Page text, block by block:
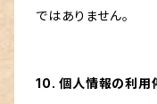
ではありません。
10. 個人情報の利用